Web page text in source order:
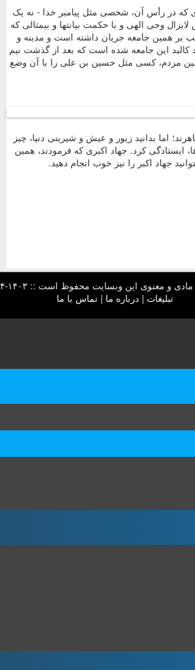
که در رأس آن، شخصی مثل پیامبر خدا - نه یک
وحی الهی و با حکمت بیانتها و بیمثالی که
بر همین جامعه جریان داشته است و مدینه و
کالبد این جامعه شده است که بعد از گذشت نیم
مردم، کسی مثل حسین بن علی را با آن وضع
اما بدانید زیور و عیش و شیرینی دنیا، چیز
ایستادگی کرد. جهاد اکبری که فرمودند، همین
جهاد اکبر را نیز خوب انجام دهید.
و معنوی این وبسایت محفوظ است :: ۱۴۰۳-۱۳۸۴
تبلیغات | درباره ما |تماس با ما